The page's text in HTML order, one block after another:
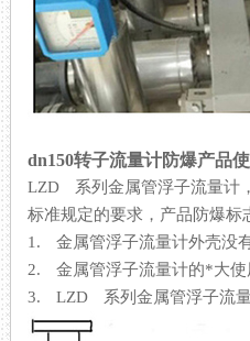
dn150转子流量计防爆产品
LZD 系列金属管浮子流量计
标准规定的要求，产品防
1. 金属管浮子流量计外壳没有
2. 金属管浮子流量计的*大使
3. LZD 系列金属管浮子流量